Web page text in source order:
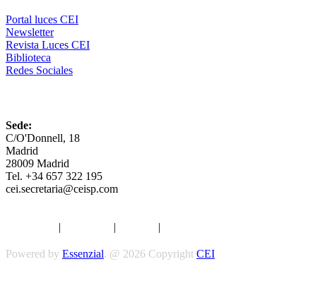
Portal luces CEI
Newsletter
Revista Luces CEI
Biblioteca
Redes Sociales
Sede:
C/O'Donnell, 18
Madrid
28009 Madrid
Tel. +34 657 322 195
cei.secretaria@ceisp.com
| | |
Powered by Essenzial. @ 2026 Copyright CEI